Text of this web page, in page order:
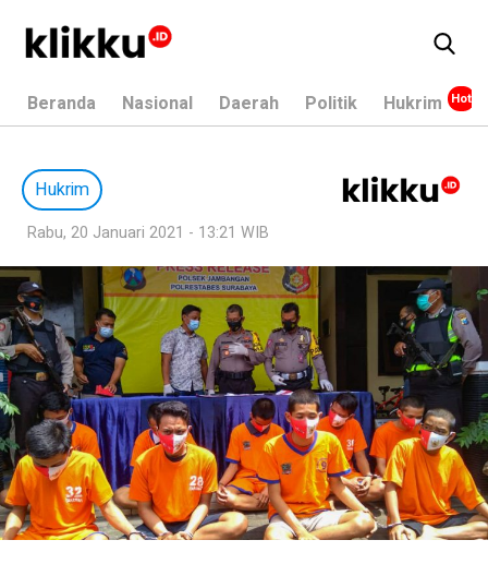
Beranda Nasional Daerah Politik Hukrim
Hukrim
Rabu, 20 Januari 2021 - 13:21 WIB